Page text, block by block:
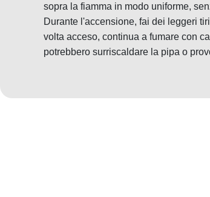
sopra la fiamma in modo uniforme,
Durante l'accensione, fai dei leggeri
volta acceso, continua a fumare con
potrebbero surriscaldare la pipa o